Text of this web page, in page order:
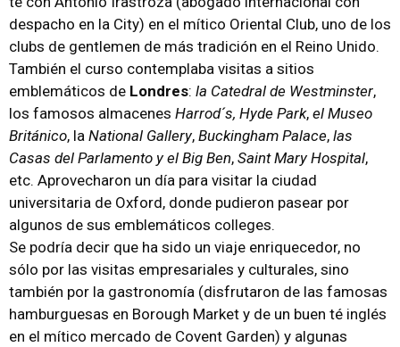
despacho en la City) en el mítico Oriental Club, uno de los
clubs de gentlemen de más tradición en el Reino Unido.
También el curso contemplaba visitas a sitios
emblemáticos de Londres: la Catedral de Westminster,
los famosos almacenes Harrod´s, Hyde Park, el Museo
Británico, la National Gallery, Buckingham Palace, las
Casas del Parlamento y el Big Ben, Saint Mary Hospital,
etc. Aprovecharon un día para visitar la ciudad
universitaria de Oxford, donde pudieron pasear por
algunos de sus emblemáticos colleges.
Se podría decir que ha sido un viaje enriquecedor, no
sólo por las visitas empresariales y culturales, sino
también por la gastronomía (disfrutaron de las famosas
hamburguesas en Borough Market y de un buen té inglés
en el mítico mercado de Covent Garden) y algunas